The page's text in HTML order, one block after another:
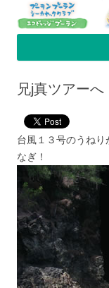
プーラン
小笠原父島のシーカ
ヤッククラブ」、森
兄j真ツアーへ
台風１３号のうね
なぎ！